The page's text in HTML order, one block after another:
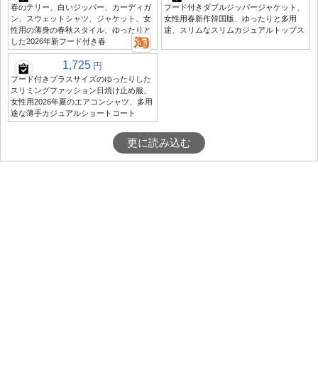
春のテリー、白いジッパー、カーディガ
ン、スウェットシャツ、ジャケット、女
性用の薄身の春秋スタイル、ゆったりと
した2026年新フード付き春
フード付きダブルジッパージャケット、
女性用春新作韓国版、ゆったりと多用
途、スリムなスリムカジュアルトップス
1,725 円
フード付きプラスサイズのゆったりした
スリミングファッション日焼け止め服、
女性用2026年夏のエアコンシャツ、多用
途な薄手カジュアルショートコート
更に読み込む